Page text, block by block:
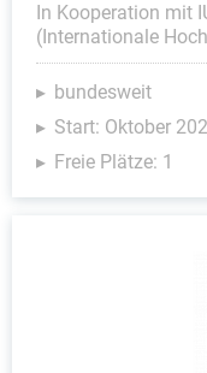
In Kooperation mit
(Internationale
bundesweit
Start: Oktober
Freie Plätze: 1